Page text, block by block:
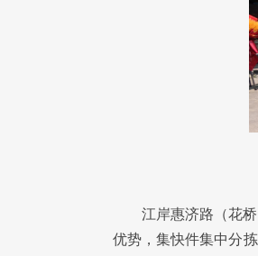
江岸惠济路（花
优势，集快件集中分